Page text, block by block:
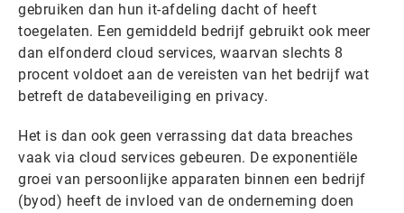
gebruiken dan hun it-afdeling dacht of heeft
toegelaten. Een gemiddeld bedrijf gebruikt ook meer
dan elfonderd cloud services, waarvan slechts 8
procent voldoet aan de vereisten van het bedrijf wat
betreft de databeveiliging en privacy.
Het is dan ook geen verrassing dat data breaches
vaak via cloud services gebeuren. De exponentiële
groei van persoonlijke apparaten binnen een bedrijf
(byod) heeft de invloed van de onderneming doen